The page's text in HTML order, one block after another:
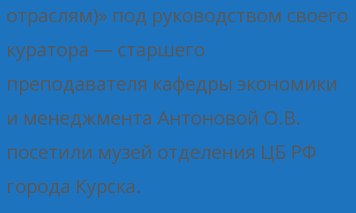
отраслям)» под руководством своего
куратора — старшего
преподавателя кафедры экономики
и менеджмента Антоновой О.В.
посетили музей отделения ЦБ РФ
города Курска.